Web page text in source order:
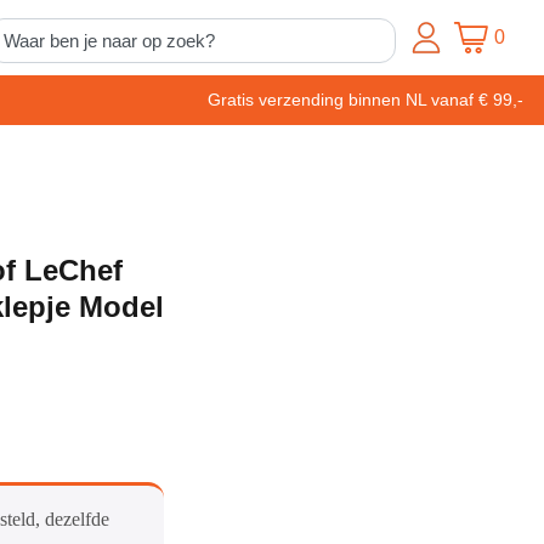
0
Gratis verzending binnen NL vanaf € 99,-
LeChef
Model
dezelfde